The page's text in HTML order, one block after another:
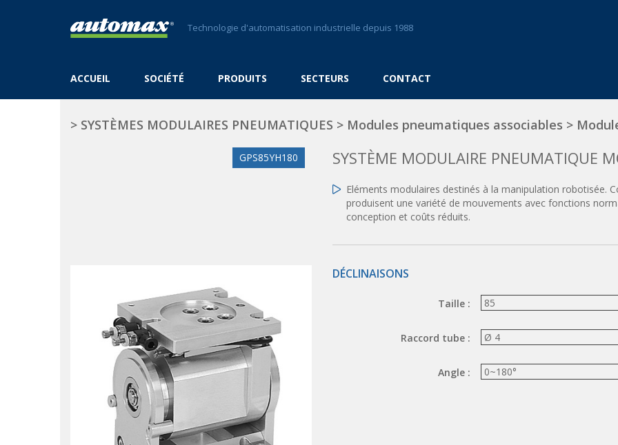
Technologie d'automatisation industrielle depuis 1988
ACCUEIL SOCIÉTÉ PRODUITS SECTEURS CONTACT
> SYSTÈMES MODULAIRES PNEUMATIQUES > Modules pneumatiques associables >
GPS85YH180 SYSTÈME MODULAIRE PNEUMATIQUE
Eléments modulaires destinés à la manipulation robotisée.
produisent une variété de mouvements avec fonctions
conception et coûts réduits.
DÉCLINAISONS
Taille :
Raccord tube :
Angle :